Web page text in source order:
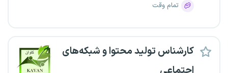
تمام وقت
کارشناس تولید محتوا و شبکه‌های